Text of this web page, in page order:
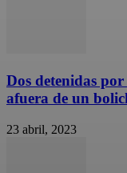
Dos detenidas
afuera de un
23 abril, 2023